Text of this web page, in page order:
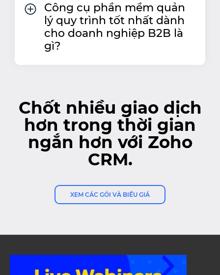
Công cụ phần mềm quản
lý quy trình tốt nhất dành
cho doanh nghiệp B2B là
gì?
Chốt nhiều giao dịch
hơn trong thời gian
ngắn hơn với Zoho
CRM.
XEM CÁC GÓI VÀ BIỂU GIÁ